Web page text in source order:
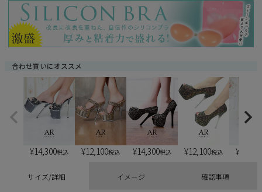
須
)
合わせ買いにオススメ
¥14,300税込 ¥12,100税込 ¥14,300税込 ¥12,100税込 ¥
サイズ/詳細 イメージ 確認事項